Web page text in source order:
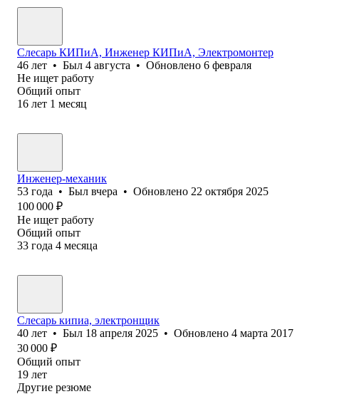
Слесарь КИПиА, Инженер КИПиА, Электромонтер
46 лет • Был 4 августа • Обновлено 6 февраля
Не ищет работу
Общий опыт
16 лет 1 месяц
Инженер-механик
53 года • Был вчера • Обновлено 22 октября 2025
100 000 ₽
Не ищет работу
Общий опыт
33 года 4 месяца
Слесарь кипиа, электронщик
40 лет • Был 18 апреля 2025 • Обновлено 4 марта 2017
30 000 ₽
Общий опыт
19 лет
Другие резюме